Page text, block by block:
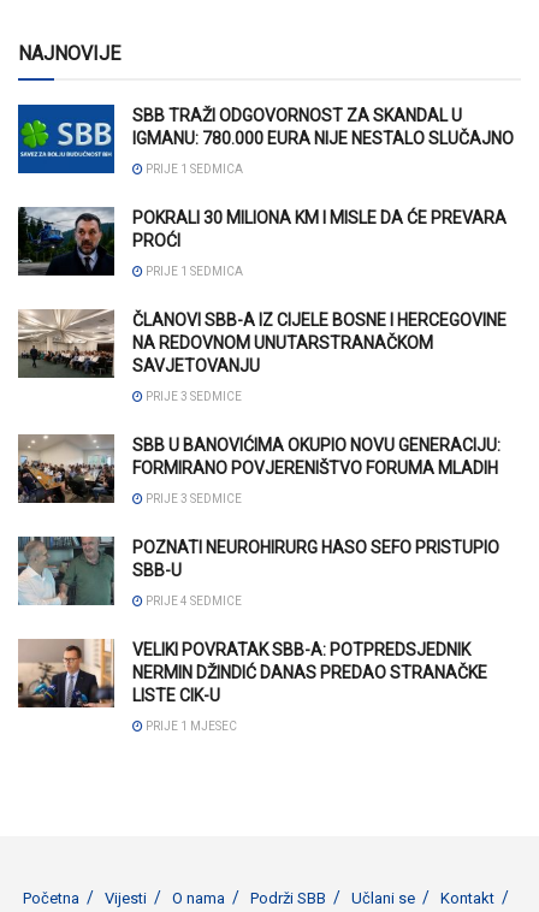
NAJNOVIJE
SBB TRAŽI ODGOVORNOST ZA SKANDAL U
IGMANU: 780.000 EURA NIJE NESTALO SLUČAJNO
PRIJE 1 SEDMICA
POKRALI 30 MILIONA KM I MISLE DA ĆE PREVARA
PROĆI
PRIJE 1 SEDMICA
ČLANOVI SBB-A IZ CIJELE BOSNE I HERCEGOVINE
NA REDOVNOM UNUTARSTRANAČKOM
SAVJETOVANJU
PRIJE 3 SEDMICE
SBB U BANOVIĆIMA OKUPIO NOVU GENERACIJU:
FORMIRANO POVJERENIŠTVO FORUMA MLADIH
PRIJE 3 SEDMICE
POZNATI NEUROHIRURG HASO SEFO PRISTUPIO
SBB-U
PRIJE 4 SEDMICE
VELIKI POVRATAK SBB-A: POTPREDSJEDNIK
NERMIN DŽINDIĆ DANAS PREDAO STRANAČKE
LISTE CIK-U
PRIJE 1 MJESEC
Početna Vijesti O nama Podrži SBB Učlani se Kontakt